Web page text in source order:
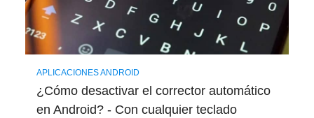
APLICACIONES ANDROID
¿Cómo desactivar el corrector automático
en Android? - Con cualquier teclado